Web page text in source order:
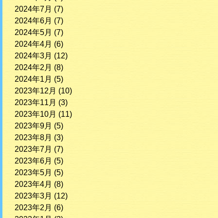
2024年7月 (7)
2024年6月 (7)
2024年5月 (7)
2024年4月 (6)
2024年3月 (12)
2024年2月 (8)
2024年1月 (5)
2023年12月 (10)
2023年11月 (3)
2023年10月 (11)
2023年9月 (5)
2023年8月 (3)
2023年7月 (7)
2023年6月 (5)
2023年5月 (5)
2023年4月 (8)
2023年3月 (12)
2023年2月 (6)